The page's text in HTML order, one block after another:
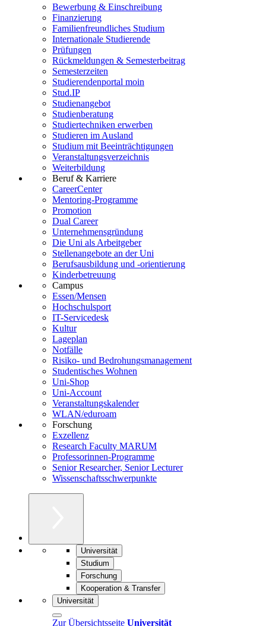
Bewerbung & Einschreibung
Finanzierung
Familienfreundliches Studium
Internationale Studierende
Prüfungen
Rückmeldungen & Semesterbeitrag
Semesterzeiten
Studierendenportal moin
Stud.IP
Studienangebot
Studienberatung
Studiertechniken erwerben
Studieren im Ausland
Studium mit Beeinträchtigungen
Veranstaltungsverzeichnis
Weiterbildung
Beruf & Karriere
CareerCenter
Mentoring-Programme
Promotion
Dual Career
Unternehmensgründung
Die Uni als Arbeitgeber
Stellenangebote an der Uni
Berufsausbildung und -orientierung
Kinderbetreuung
Campus
Essen/Mensen
Hochschulsport
IT-Servicedesk
Kultur
Lageplan
Notfälle
Risiko- und Bedrohungsmanagement
Studentisches Wohnen
Uni-Shop
Uni-Account
Veranstaltungskalender
WLAN/eduroam
Forschung
Exzellenz
Research Faculty MARUM
Professorinnen-Programme
Senior Researcher, Senior Lecturer
Wissenschaftsschwerpunkte
Universität
Studium
Forschung
Kooperation & Transfer
Universität
Zur Übersichtsseite Universität